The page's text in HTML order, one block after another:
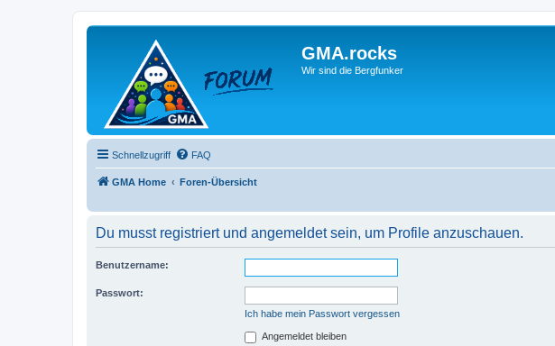
GMA.rocks
Wir sind die Bergfunker
Schnellzugriff FAQ
GMA Home Foren-Übersicht
Du musst registriert und angemeldet sein, um Profile anzuschauen.
Benutzername:
Passwort:
Ich habe mein Passwort vergessen
Angemeldet bleiben